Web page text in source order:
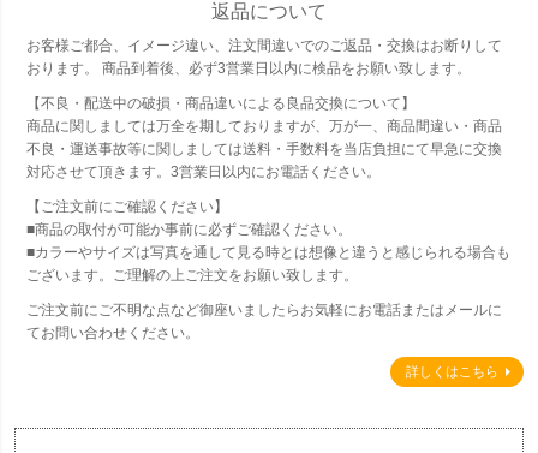
返品について
お客様ご都合、イメージ違い、注文間違いでのご返品・交換はお断りして
おります。 商品到着後、必ず3営業日以内に検品をお願い致します。
【不良・配送中の破損・商品違いによる良品交換について】
商品に関しましては万全を期しておりますが、万が一、商品間違い・商品
不良・運送事故等に関しましては送料・手数料を当店負担にて早急に交換
対応させて頂きます。3営業日以内にお電話ください。
【ご注文前にご確認ください】
■商品の取付が可能か事前に必ずご確認ください。
■カラーやサイズは写真を通して見る時とは想像と違うと感じられる場合も
ございます。ご理解の上ご注文をお願い致します。
ご注文前にご不明な点など御座いましたらお気軽にお電話またはメールに
てお問い合わせください。
詳しくはこちら